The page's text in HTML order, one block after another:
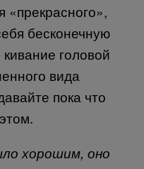
«прекрасного»,
бесконечную
головой
вида
пока что
хорошим, оно